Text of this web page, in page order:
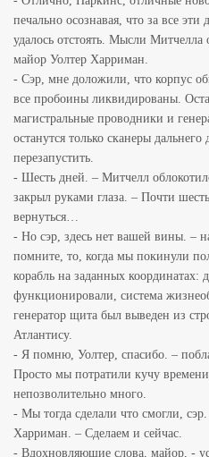
печально осознавая, что за все
удалось отстоять. Мысли
майор Уолтер Харриман.
- Сэр, мне доложили, что корпус
все пробоины ликвидированы.
магистральные проводники и
останутся только сканеры
перезапустить.
- Шесть дней. – Митчелл
закрыл руками глаза. – Почти
вернуться…
- Но сэр, здесь нет вашей вины. –
помните, то, когда мы покинули
корабль на заданных координатах:
функционировали, система
генератор щита был выведен из
Атлантису.
- Я помню, Уолтер, спасибо. –
Просто мы потратили кучу
непозволительно много.
- Мы тогда сделали что смогли,
Харриман. – Сделаем и сейчас.
- Вдохновляющие слова, майор, -